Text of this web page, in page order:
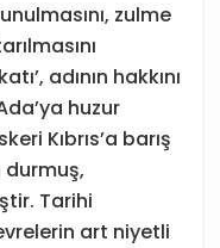
zulme
adının hakkını
huzur
Kıbrıs’a barış
Tarihi
art niyetli